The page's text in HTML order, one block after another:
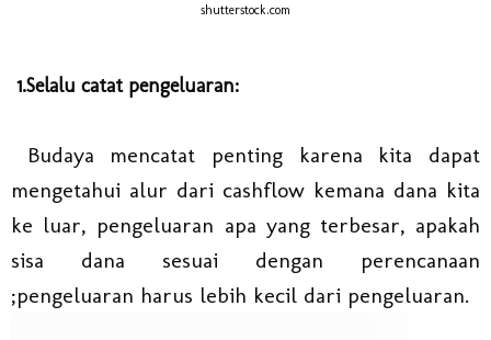
shutterstock.com
1.Selalu catat pengeluaran:
Budaya mencatat penting karena kita dapat
mengetahui alur dari cashflow kemana dana kita
ke luar, pengeluaran apa yang terbesar, apakah
sisa dana sesuai dengan perencanaan
;pengeluaran harus lebih kecil dari pengeluaran.